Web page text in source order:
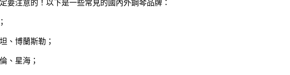
要注意的！以下是一些常見的國內外鋼琴品牌：
、博蘭斯勒；
、星海；